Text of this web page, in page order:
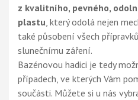
z kvalitního, pevného,
plastu , který odolá nejen
také působení všech
slunečnímu záření.
Bazénovou hadici je tedy
případech, ve kterých Vám
součásti. Můžete si u nás